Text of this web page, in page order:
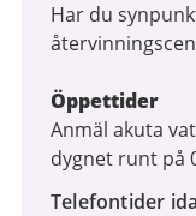
Har du
Öppettider
Anmäl akuta
dygnet runt på
Telefontider